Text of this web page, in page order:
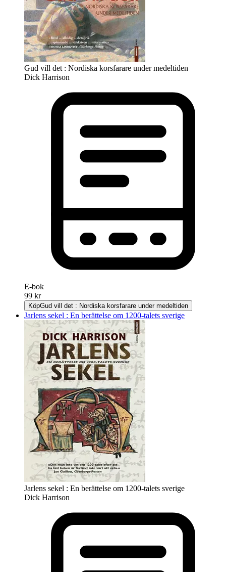
Gud vill det : Nordiska korsfarare under medeltiden
Dick Harrison
E-bok
99 kr
KöpGud vill det : Nordiska korsfarare under medeltiden
Jarlens sekel : En berättelse om 1200-talets sverige
Jarlens sekel : En berättelse om 1200-talets sverige
Dick Harrison